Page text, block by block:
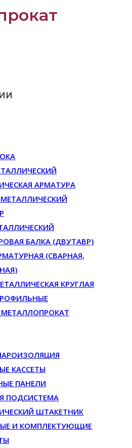
АРМАТУРА
БАЛКА (ДВУТАВР)
(СВАРНАЯ,
КРУГЛАЯ
КАССЕТЫ
ПАНЕЛИ
ПОДСИСТЕМА
ШТАКЕТНИК
И КОМПЛЕКТУЮЩИЕ